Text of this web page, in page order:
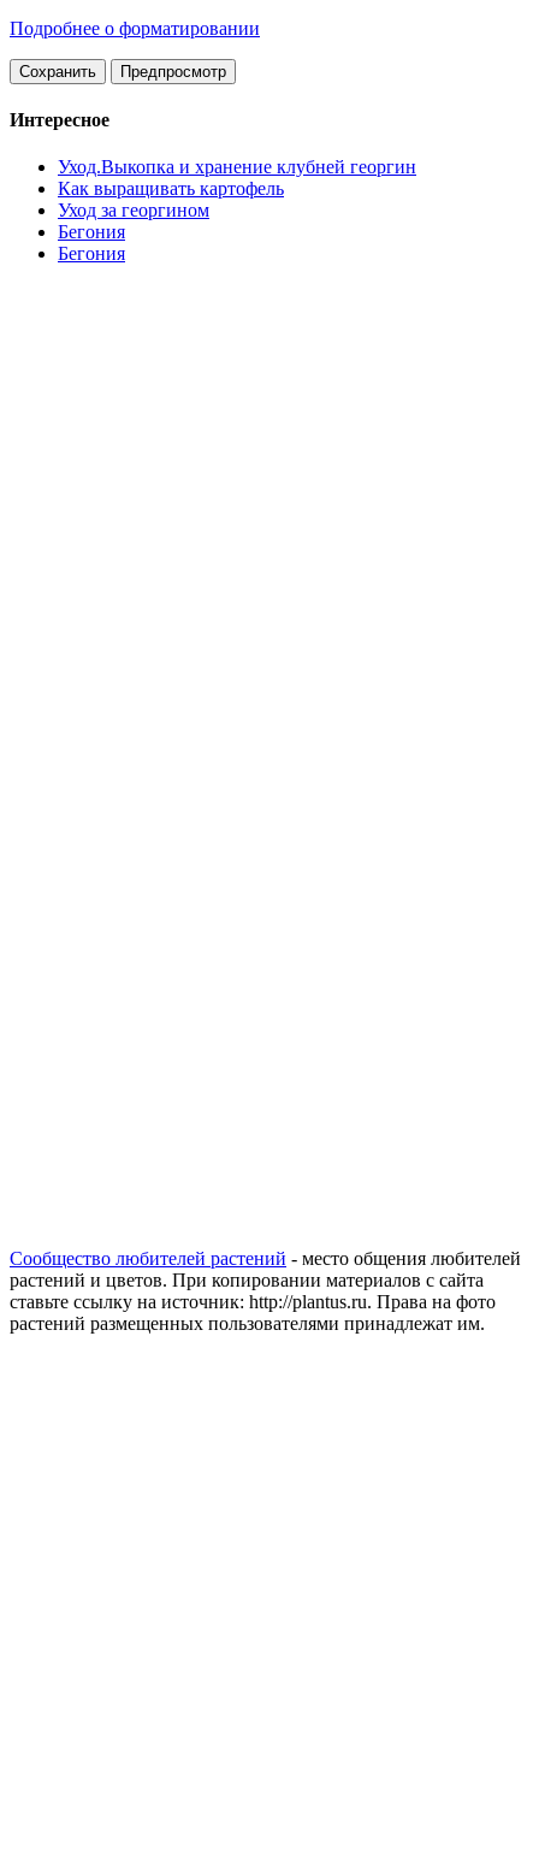
Подробнее о форматировании
Интересное
Уход.Выкопка и хранение клубней георгин
Как выращивать картофель
Уход за георгином
Бегония
Бегония
Сообщество любителей растений - место общения любителей
растений и цветов. При копировании материалов с сайта
ставьте ссылку на источник: http://plantus.ru. Права на фото
растений размещенных пользователями принадлежат им.